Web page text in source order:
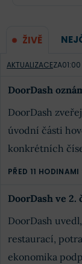
ŽIVĚ
AKTUALIZACEZA01:00
DoorDash
DoorDash
úvodní části
konkrétních
PŘED 11 HODINAMI
DoorDash ve
DoorDash
restaurací,
ekonomika